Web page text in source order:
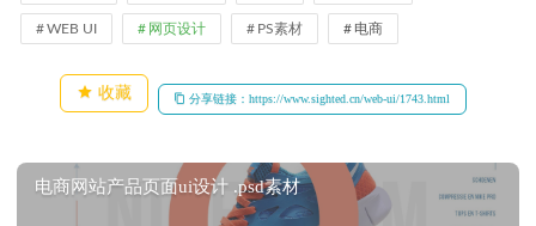
WEB UI 网页设计 PS素材 电商
收藏 分享链接：https://www.sighted.cn/web-ui/1743.html
电商网站产品页面ui设计 .psd素材